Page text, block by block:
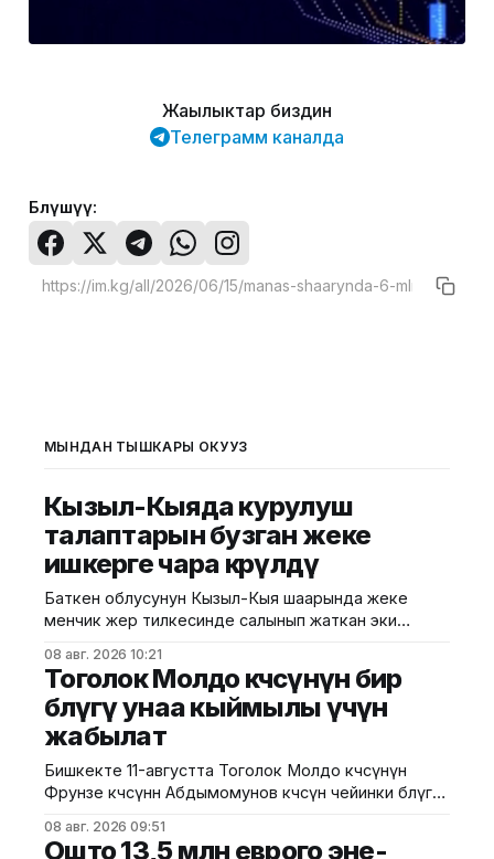
Жаңылыктар биздин
Телеграмм каналда
Бөлүшүү:
МЫНДАН ТЫШКАРЫ ОКУҢУЗ
Кызыл-Кыяда курулуш
талаптарын бузган жеке
ишкерге чара көрүлдү
Баткен облусунун Кызыл-Кыя шаарында жеке
менчик жер тилкесинде салынып жаткан эки
бузуулар аныкталды. Бул тууралуу Курулуш,
архитектура жана турак жай-коммуналдык чарба
министрлигинин басма сөз кызматы билдирди.
Маалыматка ылайык, Кулатов көчөсүндө жайгашкан
жана долбоордук документтер таризделбестен
жүргүзүлгөн. Жер казууда
08 авг. 2026 10:21
Тоголок Молдо көчөсүнүн бир
бөлүгү унаа кыймылы үчүн
жабылат
Бишкекте 11-августта Тоголок Молдо көчөсүнүн
Фрунзе көчөсүнөн Абдымомунов көчөсүнө чейинки бөлүгү
мэриясынын билдиришкендей, аталган тилкеде
08 авг. 2026 09:51
Ошто 13,5 млн еврого эне-